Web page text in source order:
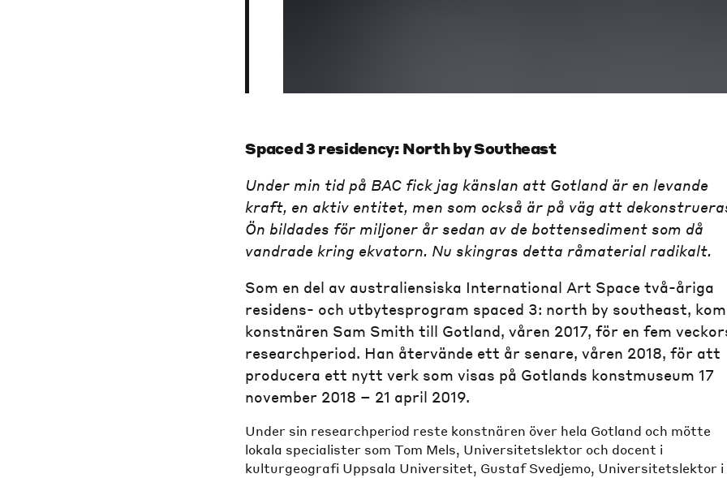
Spaced 3 residency: North by Southeast
Under min tid på BAC fick jag känslan att Gotland är en levande
kraft, en aktiv entitet, men som också är på väg att
Ön bildades för miljoner år sedan av de bottensediment som då
vandrade kring ekvatorn. Nu skingras detta råmaterial radikalt.
Som en del av australiensiska International Art Space två-åriga
residens- och utbytesprogram spaced 3: north by southeast, kom
konstnären Sam Smith till Gotland, våren 2017, för en fem
researchperiod. Han återvände ett år senare, våren 2018, för att
producera ett nytt verk som visas på Gotlands konstmuseum 17
november 2018 – 21 april 2019.
Under sin researchperiod reste konstnären över hela Gotland och mötte
lokala specialister som Tom Mels, Universitetslektor och docent i
kulturgeografi Uppsala Universitet, Gustaf Svedjemo, Universitetslektor i